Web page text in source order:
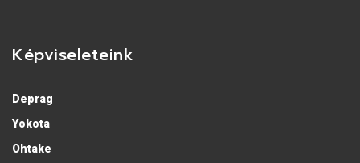
Képviseleteink
Deprag
Yokota
Ohtake